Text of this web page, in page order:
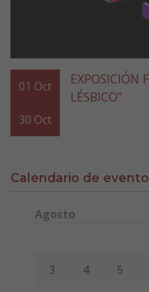
01 Oct
30 Oct
EXPOSICIÓN
LÉSBICO”
Calendario de
Agosto
3 4 5